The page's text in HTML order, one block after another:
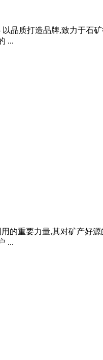
品质打造品牌,致力于石
...
的重要力量,其对矿产好
...